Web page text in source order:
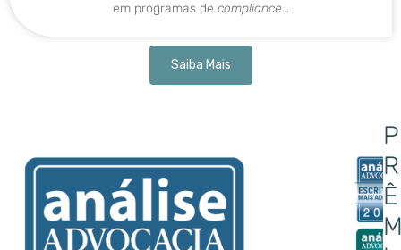
em programas de compliance…
Saiba Mais
P
R
Ê